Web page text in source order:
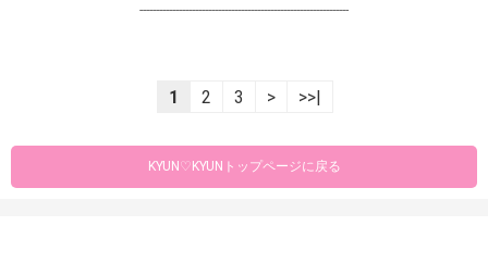
----------------------------------------------------------------
1 2 3 > >>|
KYUN♡KYUNトップページに戻る